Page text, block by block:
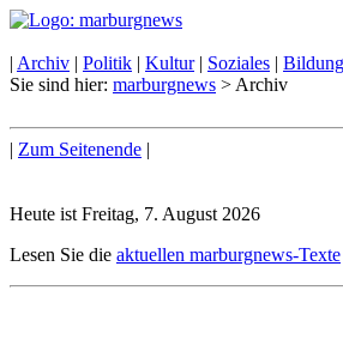
| Archiv | Politik | Kultur| Soziales | Bildung
Sie sind hier: marburgnews > Archiv
| Zum Seitenende |
Heute ist Freitag, 7. August 2026
Lesen Sie die aktuellen marburgnews-Texte